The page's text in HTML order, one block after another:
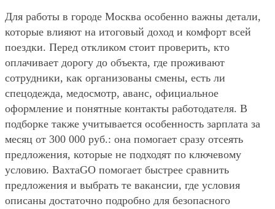
Для работы в городе Москва особенно важны детали,
которые влияют на итоговый доход и комфорт всей
поездки. Перед откликом стоит проверить, кто
оплачивает дорогу до объекта, где проживают
сотрудники, как организованы смены, есть ли
спецодежда, медосмотр, аванс, официальное
оформление и понятные контакты работодателя. В
подборке также учитывается особенность зарплата за
месяц от 300 000 руб.: она помогает сразу отсеять
предложения, которые не подходят по ключевому
условию. ВахтаGO помогает быстрее сравнить
предложения и выбрать те вакансии, где условия
описаны достаточно подробно для безопасного